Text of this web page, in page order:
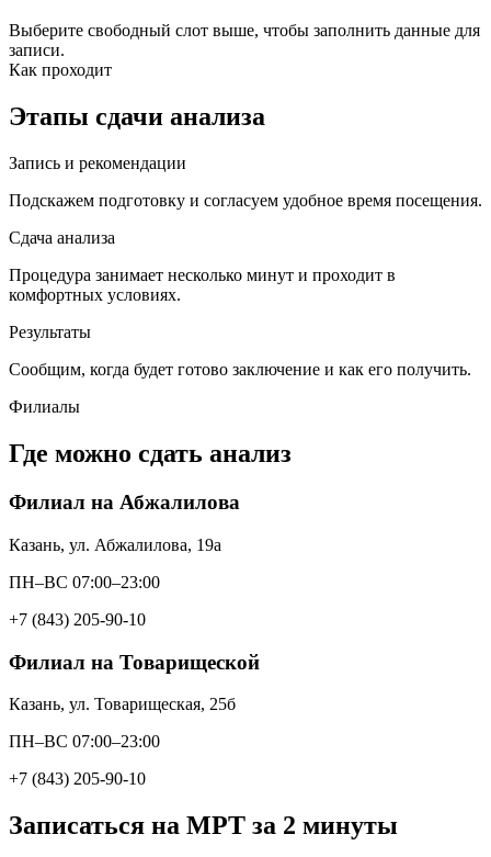
Выберите свободный слот выше, чтобы заполнить данные для
записи.
Как проходит
Этапы сдачи анализа
Запись и рекомендации
Подскажем подготовку и согласуем удобное время посещения.
Сдача анализа
Процедура занимает несколько минут и проходит в
комфортных условиях.
Результаты
Сообщим, когда будет готово заключение и как его получить.
Филиалы
Где можно сдать анализ
Филиал на Абжалилова
Казань, ул. Абжалилова, 19а
ПН–ВС 07:00–23:00
+7 (843) 205-90-10
Филиал на Товарищеской
Казань, ул. Товарищеская, 25б
ПН–ВС 07:00–23:00
+7 (843) 205-90-10
Записаться на МРТ за 2 минуты